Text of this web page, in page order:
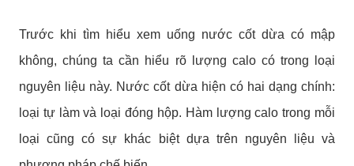
Trước khi tìm hiểu xem uống nước cốt dừa có mập
không, chúng ta cần hiểu rõ lượng calo có trong loại
nguyên liệu này. Nước cốt dừa hiện có hai dạng chính:
loại tự làm và loại đóng hộp. Hàm lượng calo trong mỗi
loại cũng có sự khác biệt dựa trên nguyên liệu và